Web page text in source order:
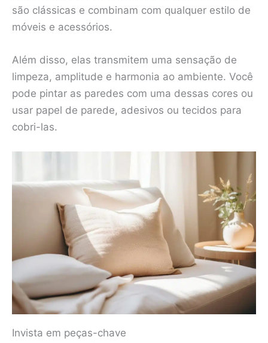
são clássicas e combinam com qualquer estilo de
móveis e acessórios.
Além disso, elas transmitem uma sensação de
limpeza, amplitude e harmonia ao ambiente. Você
pode pintar as paredes com uma dessas cores ou
usar papel de parede, adesivos ou tecidos para
cobri-las.
Invista em peças-chave